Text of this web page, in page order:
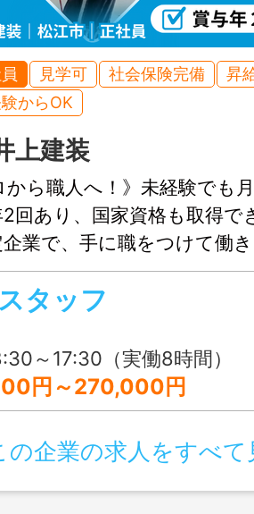
見学可 社会保険完備
昇
からOK
上建装
から職人へ！》未経験でも
回あり、国家資格も取得で
業で、手に職をつけて働
タッフ
～17:30（実働8時間）
円～270,000円
の企業の求人をすべて